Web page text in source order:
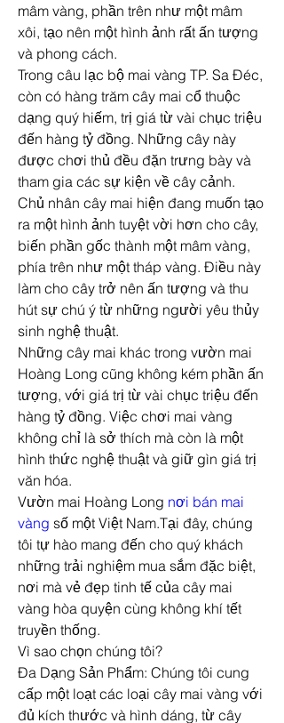
mâm vàng, phần trên như một mâm
xôi, tạo nên một hình ảnh rất ấn tượng
và phong cách.
Trong câu lạc bộ mai vàng TP. Sa Đéc,
còn có hàng trăm cây mai cổ thuộc
dạng quý hiếm, trị giá từ vài chục triệu
đến hàng tỷ đồng. Những cây này
được chơi thủ đều đặn trưng bày và
tham gia các sự kiện về cây cảnh.
Chủ nhân cây mai hiện đang muốn tạo
ra một hình ảnh tuyệt vời hơn cho cây,
biến phần gốc thành một mâm vàng,
phía trên như một tháp vàng. Điều này
làm cho cây trở nên ấn tượng và thu
hút sự chú ý từ những người yêu thủy
sinh nghệ thuật.
Những cây mai khác trong vườn mai
Hoàng Long cũng không kém phần ấn
tượng, với giá trị từ vài chục triệu đến
hàng tỷ đồng. Việc chơi mai vàng
không chỉ là sở thích mà còn là một
hình thức nghệ thuật và giữ gìn giá trị
văn hóa.
Vườn mai Hoàng Long nơi bán mai
vàng số một Việt Nam.Tại đây, chúng
tôi tự hào mang đến cho quý khách
những trải nghiệm mua sắm đặc biệt,
nơi mà vẻ đẹp tinh tế của cây mai
vàng hòa quyện cùng không khí tết
truyền thống.
Vì sao chọn chúng tôi?
Đa Dạng Sản Phẩm: Chúng tôi cung
cấp một loạt các loại cây mai vàng với
đủ kích thước và hình dáng, từ cây